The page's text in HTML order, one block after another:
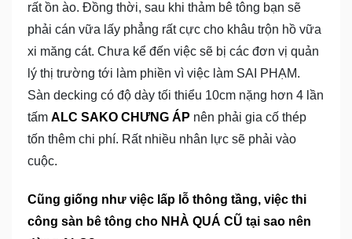
rất ồn ào. Đồng thời, sau khi thảm bê tông bạn sẽ
phải cán vữa lấy phẳng rất cực cho khâu trộn hồ vữa
xi măng cát. Chưa kể đến việc sẽ bị các đơn vị quản
lý thị trường tới làm phiền vì việc làm SAI PHẠM.
Sàn decking có độ dày tối thiểu 10cm nặng hơn 4 lần
tấm ALC SAKO CHƯNG ÁP nên phải gia cố thép
tốn thêm chi phí. Rất nhiều nhân lực sẽ phải vào
cuộc.
Cũng giống như việc lấp lỗ thông tầng, việc thi
công sàn bê tông cho NHÀ QUÁ CŨ tại sao nên